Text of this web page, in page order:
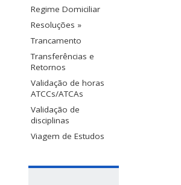
Regime Domiciliar
Resoluções »
Trancamento
Transferências e
Retornos
Validação de horas
ATCCs/ATCAs
Validação de
disciplinas
Viagem de Estudos